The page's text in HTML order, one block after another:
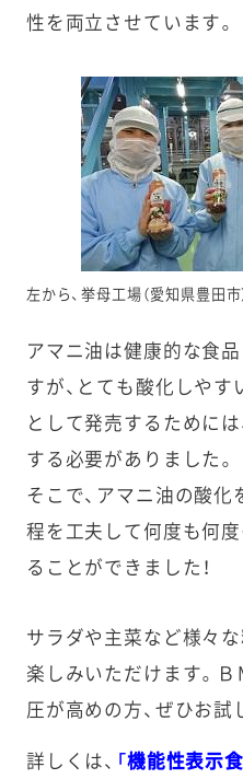
性を両立させています。
左から、挙母工場（愛知県豊田
アマニ油は健康的な食
すが、とても酸化しや
として発売するために
する必要がありました。
そこで、アマニ油の酸化
程を工夫して何度も何
ることができました！
サラダや主菜など様々
楽しみいただけます。
圧が高めの方、ぜひお試
詳しくは、 「機能性表示